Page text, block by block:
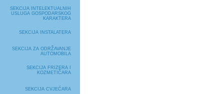
SEKCIJA INTELEKTUALNIH
USLUGA GOSPODARSKOG
KARAKTERA
SEKCIJA INSTALATERA
SEKCIJA ZA ODRŽAVANJE
AUTOMOBILA
SEKCIJA FRIZERA I
KOZMETIČARA
SEKCIJA CVJEĆARA